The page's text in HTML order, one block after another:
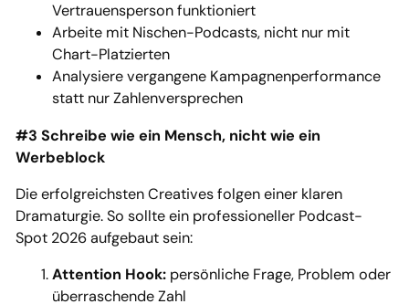
Vertrauensperson funktioniert
Arbeite mit Nischen-Podcasts, nicht nur mit
Chart-Platzierten
Analysiere vergangene Kampagnenperformance
statt nur Zahlenversprechen
#3 Schreibe wie ein Mensch, nicht wie ein
Werbeblock
Die erfolgreichsten Creatives folgen einer klaren
Dramaturgie. So sollte ein professioneller Podcast-
Spot 2026 aufgebaut sein:
Attention Hook: persönliche Frage, Problem oder
überraschende Zahl